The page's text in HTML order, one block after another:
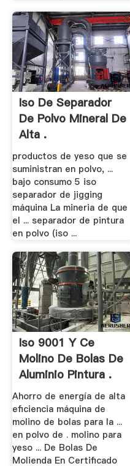
Iso De Separador
De Polvo Mineral De
Alta .
productos de yeso que se
suministran en polvo, ...
bajo consumo 5 iso
separador de jigging
máquina La mineria de que
el ... separador de pintura
en polvo (iso ...
Iso 9001 Y Ce
Molino De Bolas De
Aluminio Pintura .
Ahorro de energía de alta
eficiencia máquina de
molino de bolas para la ...
en polvo de . molino para
yeso ... De Bolas De
Molienda En Certificado